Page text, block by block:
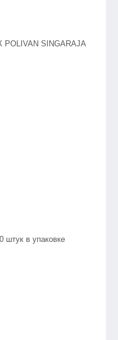
POLIVAN SINGARAJA
штук в упаковке